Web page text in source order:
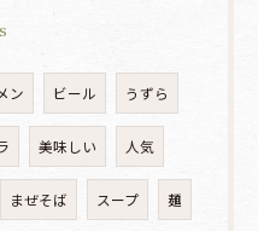
ン ビール うずら
美味しい 人気
まぜそば スープ 麺